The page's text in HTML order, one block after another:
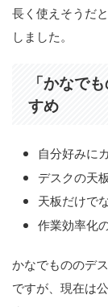
長く使えそうだ
しました。
「かなで
すめ
自分好みに
デスクの天
天板だけで
作業効率化
かなでもののデ
ですが、現在は